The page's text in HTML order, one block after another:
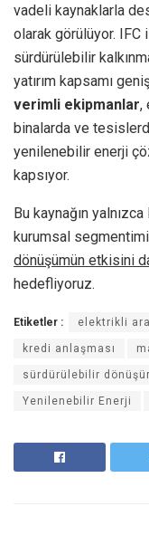
vadeli kaynaklarla
olarak görülüyor. IFC
sürdürülebilir
yatırım kapsamı
verimli ekipmanlar,
binalarda ve
yenilenebilir enerji
kapsıyor.
Bu kaynağın
kurumsal
dönüşümün etkisini
hedefliyoruz.
Etiketler : elektrikli
kredi anlaşması
sürdürülebilir
Yenilenebilir Enerji